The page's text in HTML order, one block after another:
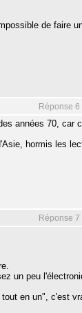
de faire
Réponse
années 70, car
hormis les
Réponse
un peu
en un", c'est